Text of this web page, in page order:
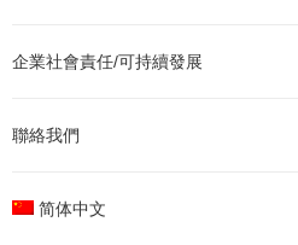
企業社會責任/可持續發展
聯絡我們
简体中文